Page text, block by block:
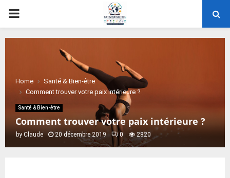
PRIMARY
MENU
Home
Santé & Bien-être
Comment trouver votre paix intérieure ?
Santé & Bien-être
Comment trouver votre paix intérieure ?
by Claude 20 décembre 2019 0 2820